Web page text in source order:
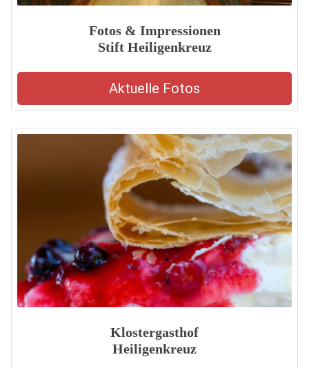
Fotos & Impressionen
Stift Heiligenkreuz
Aktuelle Fotos
Klostergasthof
Heiligenkreuz